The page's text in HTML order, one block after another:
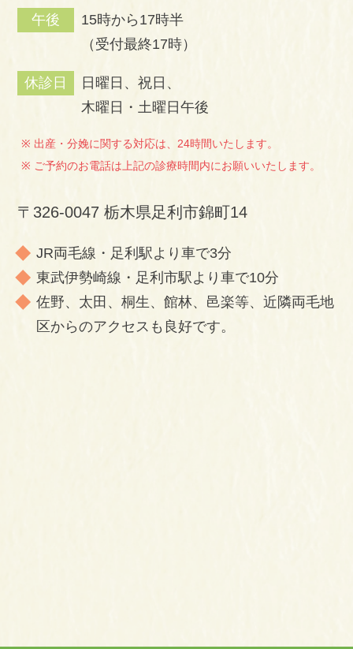
午後
15時から17時半
（受付最終17時）
休診日
日曜日、祝日、
木曜日・土曜日午後
出産・分娩に関する対応は、24時間いたします。
ご予約のお電話は上記の診療時間内にお願いいたします。
〒326-0047 栃木県足利市錦町14
JR両毛線・足利駅より車で3分
東武伊勢崎線・足利市駅より車で10分
佐野、太田、桐生、館林、邑楽等、近隣両毛地
区からのアクセスも良好です。